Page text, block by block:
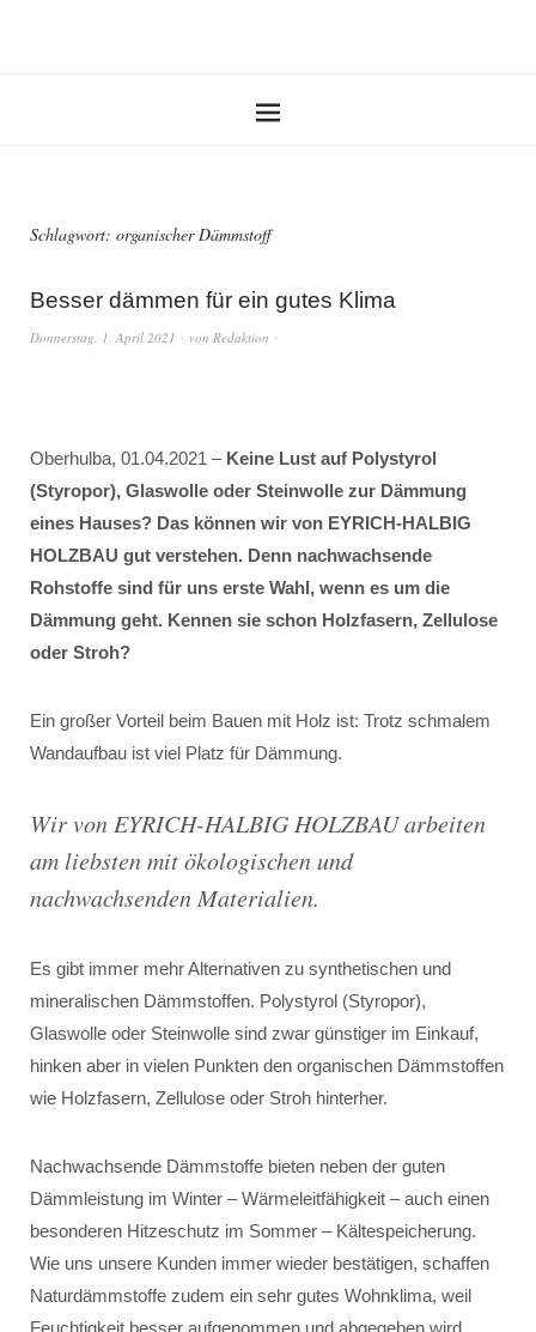
Schlagwort: organischer Dämmstoff
Besser dämmen für ein gutes Klima
Donnerstag, 1. April 2021 von Redaktion
Oberhulba, 01.04.2021 – Keine Lust auf Polystyrol
(Styropor), Glaswolle oder Steinwolle zur Dämmung
eines Hauses? Das können wir von EYRICH-HALBIG
HOLZBAU gut verstehen. Denn nachwachsende
Rohstoffe sind für uns erste Wahl, wenn es um die
Dämmung geht. Kennen sie schon Holzfasern, Zellulose
oder Stroh?
Ein großer Vorteil beim Bauen mit Holz ist: Trotz schmalem
Wandaufbau ist viel Platz für Dämmung.
Wir von EYRICH-HALBIG HOLZBAU arbeiten
am liebsten mit ökologischen und
nachwachsenden Materialien.
Es gibt immer mehr Alternativen zu synthetischen und
mineralischen Dämmstoffen. Polystyrol (Styropor),
Glaswolle oder Steinwolle sind zwar günstiger im Einkauf,
hinken aber in vielen Punkten den organischen Dämmstoffen
wie Holzfasern, Zellulose oder Stroh hinterher.
Nachwachsende Dämmstoffe bieten neben der guten
Dämmleistung im Winter – Wärmeleitfähigkeit – auch einen
besonderen Hitzeschutz im Sommer – Kältespeicherung.
Wie uns unsere Kunden immer wieder bestätigen, schaffen
Naturdämmstoffe zudem ein sehr gutes Wohnklima, weil
Feuchtigkeit besser aufgenommen und abgegeben wird.